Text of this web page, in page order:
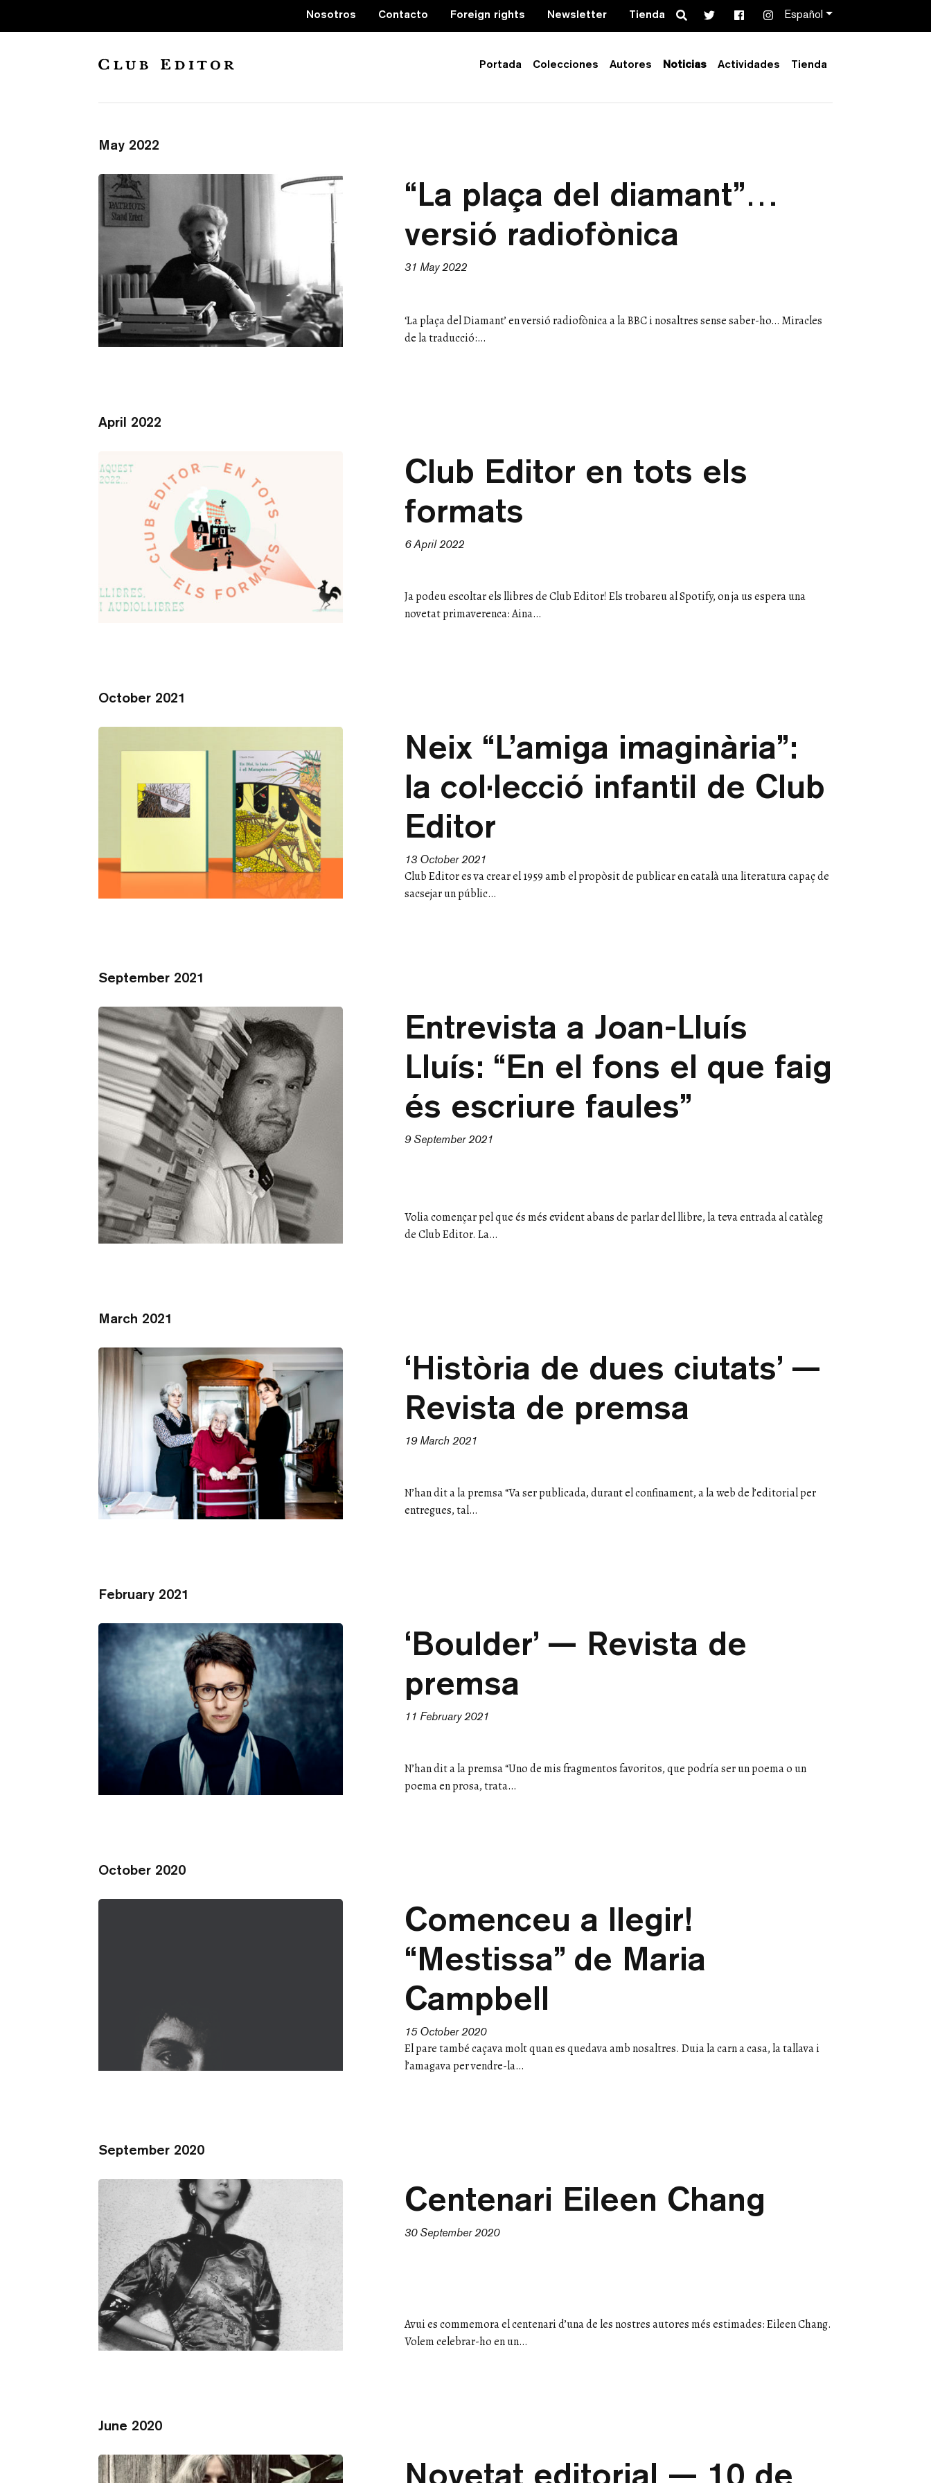
Nosotros Contacto Foreign rights Newsletter Tienda Search Español
Portada Colecciones Autores Noticias Actividades Tienda
Sin categorizar
May 2022
“La plaça del diamant”…
versió radiofònica
31 May 2022
‘La plaça del Diamant’ en versió radiofònica a la BBC i nosaltres sense saber-ho… Miracles
de la traducció:…
April 2022
Club Editor en tots els
formats
6 April 2022
Ja podeu escoltar els llibres de Club Editor! Els trobareu al Spotify, on ja us espera una
novetat primaverenca: Aina…
October 2021
Neix “L’amiga imaginària”:
la col·lecció infantil de Club
Editor
13 October 2021
Club Editor es va crear el 1959 amb el propòsit de publicar en català una literatura capaç de
sacsejar un públic…
September 2021
Entrevista a Joan-Lluís
Lluís: “En el fons el que faig
és escriure faules”
9 September 2021
Volia començar pel que és més evident abans de parlar del llibre, la teva entrada al catàleg
de Club Editor. La…
March 2021
‘Història de dues ciutats’ —
Revista de premsa
19 March 2021
N’han dit a la premsa “Va ser publicada, durant el confinament, a la web de l’editorial per
entregues, tal…
February 2021
‘Boulder’ — Revista de
premsa
11 February 2021
N’han dit a la premsa “Uno de mis fragmentos favoritos, que podría ser un poema o un
poema en prosa, trata…
October 2020
Comenceu a llegir!
“Mestissa” de Maria
Campbell
15 October 2020
El pare també caçava molt quan es quedava amb nosaltres. Duia la carn a casa, la tallava i
l’amagava per vendre-la…
September 2020
Centenari Eileen Chang
30 September 2020
Avui es commemora el centenari d’una de les nostres autores més estimades: Eileen Chang.
Volem celebrar-ho en un…
June 2020
Novetat editorial — 10 de